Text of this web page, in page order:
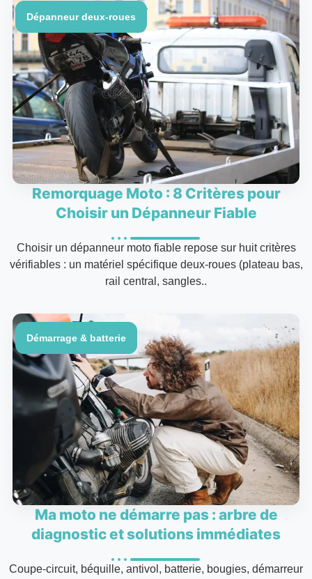
Dépanneur deux-roues
Remorquage Moto : 8 Critères pour
Choisir un Dépanneur Fiable
Choisir un dépanneur moto fiable repose sur huit critères
vérifiables : un matériel spécifique deux-roues (plateau bas,
rail central, sangles..
Démarrage & batterie
Ma moto ne démarre pas : arbre de
diagnostic et solutions immédiates
Coupe-circuit, béquille, antivol, batterie, bougies, démarreur